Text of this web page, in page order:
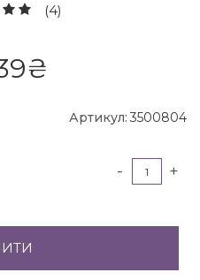
(4)
₴
Артикул: 3500804
- +